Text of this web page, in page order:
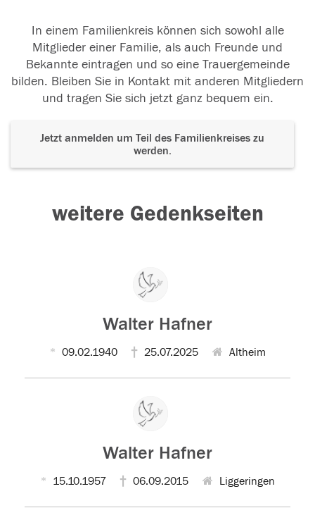
In einem Familienkreis können sich sowohl alle
Mitglieder einer Familie, als auch Freunde und
Bekannte eintragen und so eine Trauergemeinde
bilden. Bleiben Sie in Kontakt mit anderen Mitgliedern
und tragen Sie sich jetzt ganz bequem ein.
Jetzt anmelden um Teil des Familienkreises zu
werden.
weitere Gedenkseiten
Walter Hafner
09.02.1940 25.07.2025 Altheim
Walter Hafner
15.10.1957 06.09.2015 Liggeringen